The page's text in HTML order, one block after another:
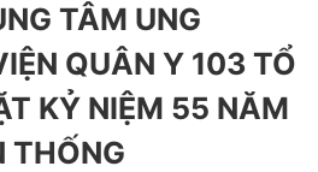
TÂM UNG
QUÂN Y 103 TỔ
KỶ NIỆM 55 NĂM
THỐNG